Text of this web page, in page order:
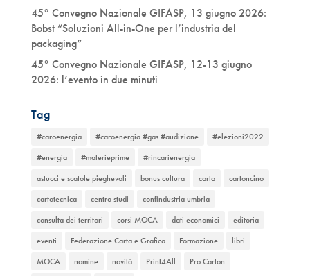
45° Convegno Nazionale GIFASP, 13 giugno 2026:
Bobst “Soluzioni All-in-One per l’industria del
packaging”
45° Convegno Nazionale GIFASP, 12-13 giugno
2026: l’evento in due minuti
Tag
#caroenergia #caroenergia #gas #audizione
#elezioni2022
#energia
#materieprime
#rincarienergia
astucci e scatole pieghevoli
bonus cultura carta
cartoncino
cartotecnica
centro studi
confindustria umbria
consulta dei territori
corsi MOCA dati economici
editoria
eventi
Federazione Carta e Grafica Formazione
libri
MOCA
nomine novità Print4All
Pro Carton